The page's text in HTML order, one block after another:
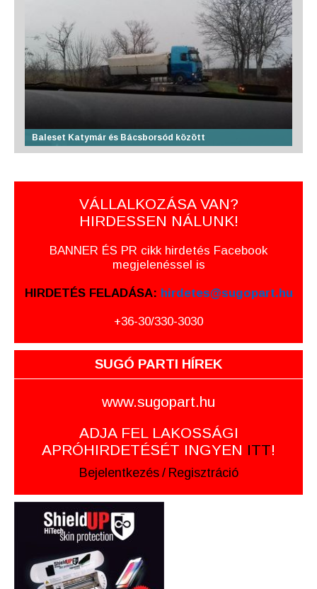
Baleset Katymár és Bácsborsód között
VÁLLALKOZÁSA VAN?
HIRDESSEN NÁLUNK!
BANNER ÉS PR cikk hirdetés Facebook
megjelenéssel is
HIRDETÉS FELADÁSA: hirdetes@sugopart.hu
+36-30/330-3030
SUGÓ PARTI HÍREK
www.sugopart.hu
ADJA FEL LAKOSSÁGI
APRÓHIRDETÉSÉT INGYEN ITT!
Bejelentkezés / Regisztráció